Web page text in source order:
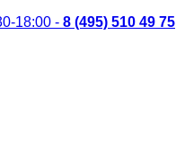
18:00 - 8 (495) 510 49 75